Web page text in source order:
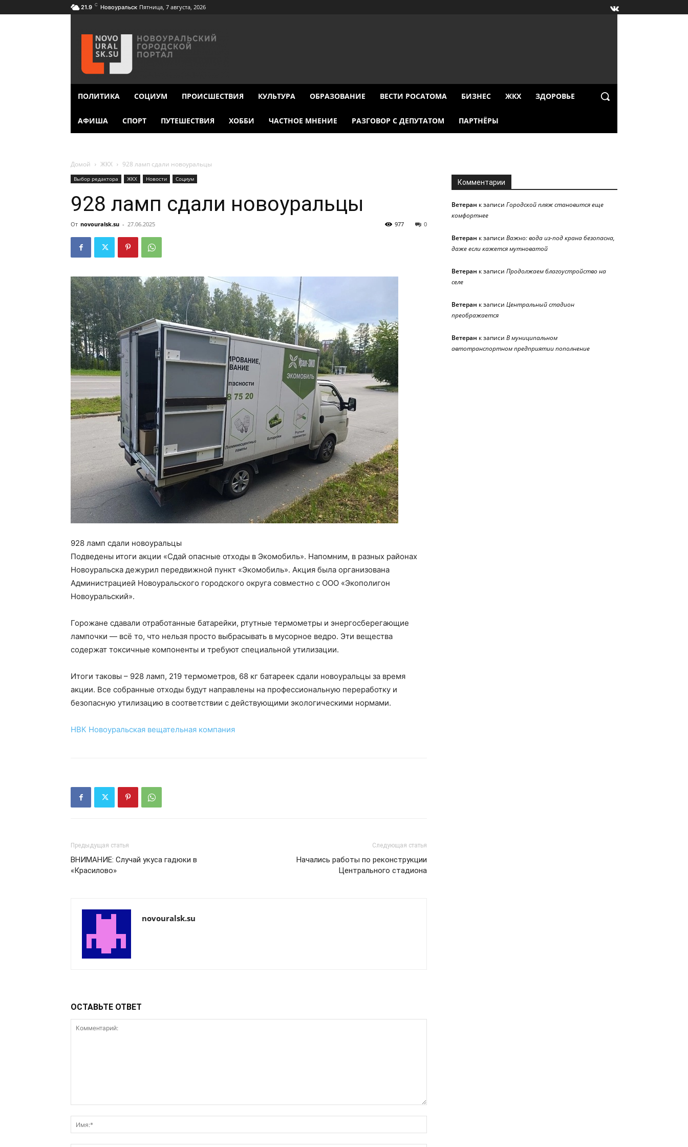
21.9 C Новоуральск Пятница, 7 августа, 2026
ПОЛИТИКА СОЦИУМ ПРОИСШЕСТВИЯ КУЛЬТУРА ОБРАЗОВАНИЕ ВЕСТИ РОСАТОМА БИЗНЕС ЖКХ ЗДОРОВЬЕ
АФИША СПОРТ ПУТЕШЕСТВИЯ ХОББИ ЧАСТНОЕ МНЕНИЕ РАЗГОВОР С ДЕПУТАТОМ ПАРТНЁРЫ
Домой ЖКХ 928 ламп сдали новоуральцы
Выбор редактора ЖКХ Новости Социум
928 ламп сдали новоуральцы
От novouralsk.su - 27.06.2025 0
977
928 ламп сдали новоуральцы
Подведены итоги акции «Сдай опасные отходы в Экомобиль». Напомним, в разных районах
Новоуральска дежурил передвижной пункт «Экомобиль». Акция была организована
Администрацией Новоуральского городского округа совместно с ООО «Экополигон
Новоуральский».
Горожане сдавали отработанные батарейки, ртутные термометры и энергосберегающие
лампочки — всё то, что нельзя просто выбрасывать в мусорное ведро. Эти вещества
содержат токсичные компоненты и требуют специальной утилизации.
Итоги таковы – 928 ламп, 219 термометров, 68 кг батареек сдали новоуральцы за время
акции. Все собранные отходы будут направлены на профессиональную переработку и
безопасную утилизацию в соответствии с действующими экологическими нормами.
НВК Новоуральская вещательная компания
Предыдущая статья
ВНИМАНИЕ: Случай укуса гадюки в
«Красилово»
Следующая статья
Начались работы по реконструкции
Центрального стадиона
novouralsk.su
ОСТАВЬТЕ ОТВЕТ
Комментарии
Ветеран к записи Городской пляж становится еще
комфортнее
Ветеран к записи Важно: вода из-под крана безопасна,
даже если кажется мутноватой
Ветеран к записи Продолжаем благоустройство на
селе
Ветеран к записи Центральный стадион
преображается
Ветеран к записи В муниципальном
автотранспортном предприятии пополнение